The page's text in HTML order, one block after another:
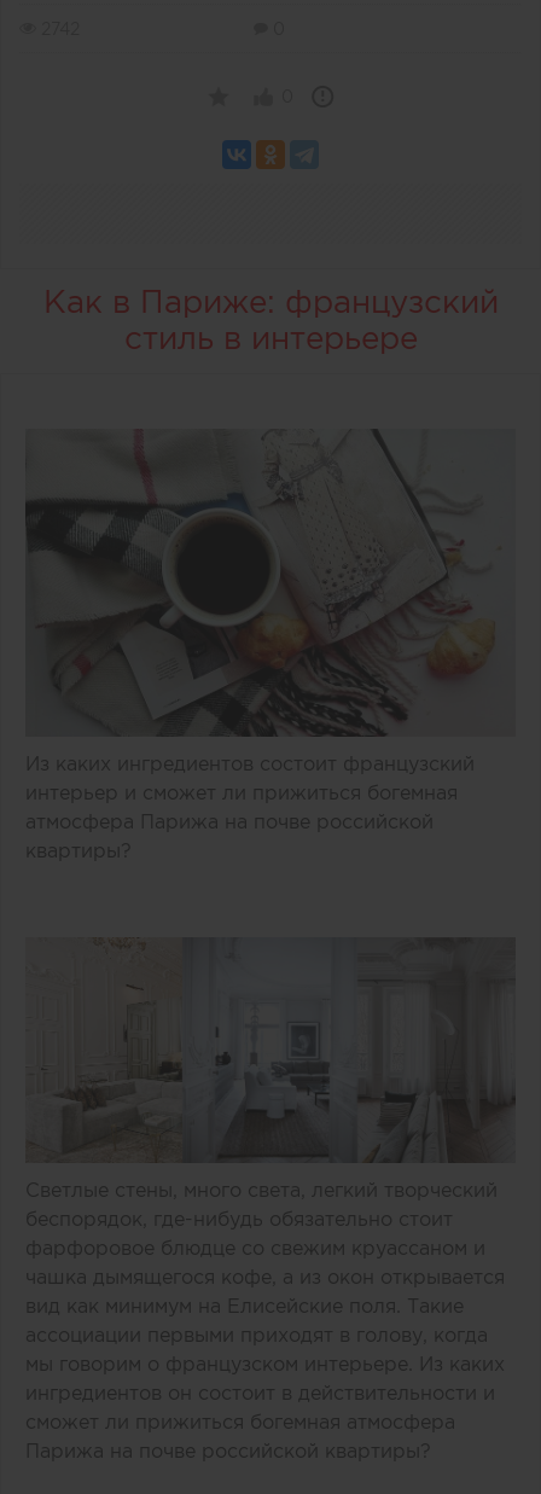
Как в Париже: французский
стиль в интерьере
Из каких ингредиентов состоит французский
интерьер и сможет ли прижиться богемная
атмосфера Парижа на почве российской
квартиры?
Светлые стены, много света, легкий творческий
беспорядок, где-нибудь обязательно стоит
фарфоровое блюдце со свежим круассаном и
чашка дымящегося кофе, а из окон открывается
вид как минимум на Елисейские поля. Такие
ассоциации первыми приходят в голову, когда
мы говорим о французском интерьере. Из каких
ингредиентов он состоит в действительности и
сможет ли прижиться богемная атмосфера
Парижа на почве российской квартиры?